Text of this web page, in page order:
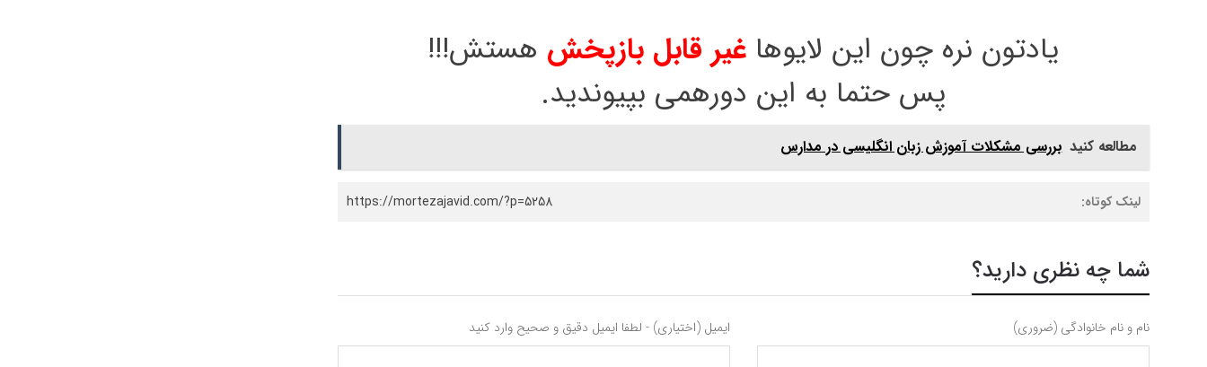
یادتون نره چون این لایوها غیر قابل بازپخش هستش!!!
پس حتما به این دورهمی بپیوندید.
مطالعه کنید بررسی مشکلات آموزش زبان انگلیسی در مدارس
لینک کوتاه: https://mortezajavid.com/?p=5258
شما چه نظری دارید؟
نام و نام خانوادگی (ضروری) ایمیل (اختیاری) - لطفا ایمیل دقیق و صحیح وارد کنید